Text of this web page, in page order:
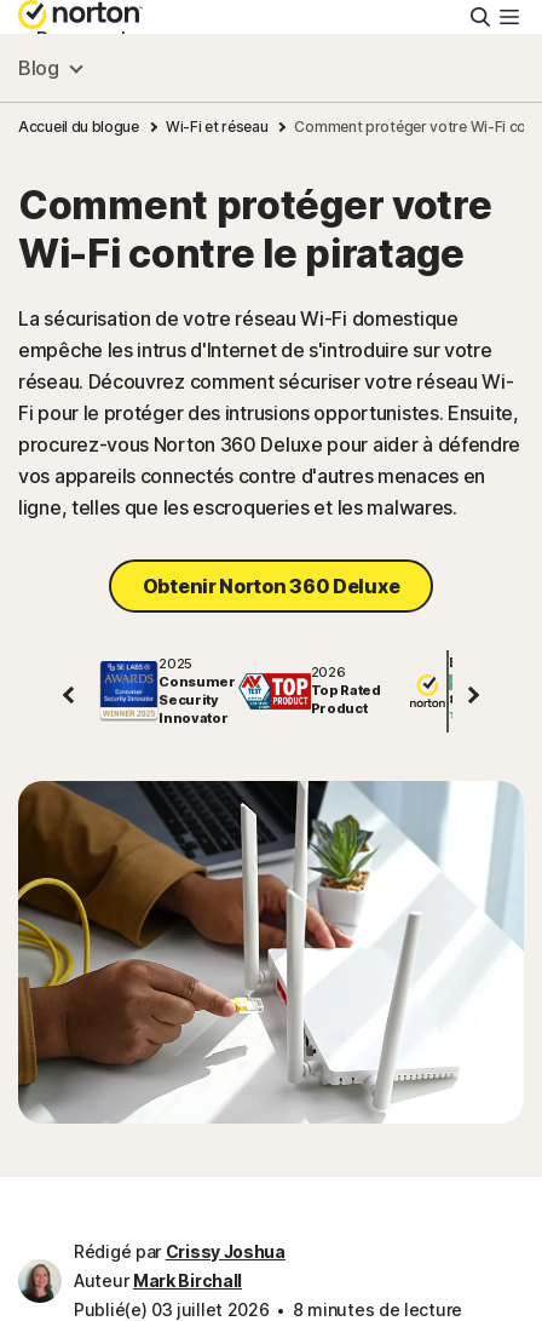
Personnel
Small Business
Ressources
Support
Essayer gratuitement
France
Connexion
Blog
Accueil du blogue Wi-Fi et réseau Comment protéger votre Wi-Fi
Comment protéger votre
Wi-Fi contre le piratage
La sécurisation de votre réseau Wi-Fi domestique
empêche les intrus d'Internet de s'introduire sur votre
réseau. Découvrez comment sécuriser votre réseau Wi-
Fi pour le protéger des intrusions opportunistes. Ensuite,
procurez-vous Norton 360 Deluxe pour aider à défendre
vos appareils connectés contre d'autres menaces en
ligne, telles que les escroqueries et les malwares.
Obtenir Norton 360 Deluxe
2025
Consumer
Security
Innovator
2026
Top Rated
Product
Excellent
81448
Rédigé par Crissy Joshua
Auteur Mark Birchall
Publié(e) 03 juillet 2026
8 minutes de lecture